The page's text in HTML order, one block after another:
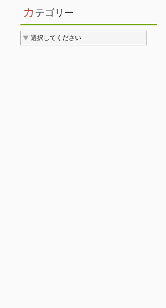
カ テゴリー